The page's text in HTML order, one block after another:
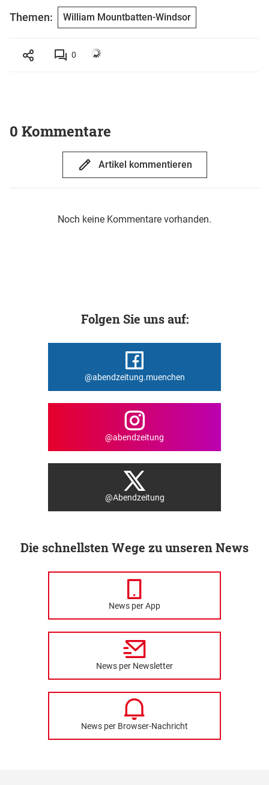
Themen: William Mountbatten-Windsor
0
0 Kommentare
Artikel kommentieren
Noch keine Kommentare vorhanden.
Folgen Sie uns auf:
@abendzeitung.muenchen
@abendzeitung
@Abendzeitung
Die schnellsten Wege zu unseren News
News per App
News per Newsletter
News per Browser-Nachricht